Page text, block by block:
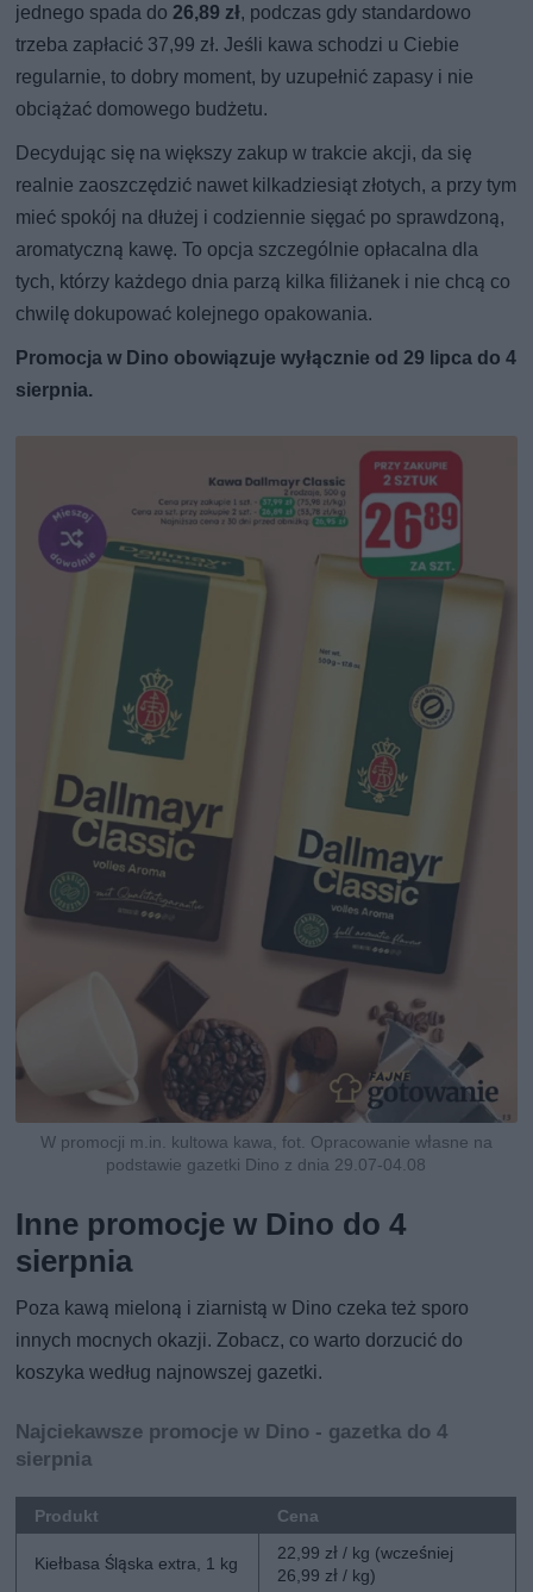
jednego spada do26,89 zł, podczas gdy standardowo
trzeba zapłacić 37,99 zł. Jeśli kawa schodzi u Ciebie
regularnie, to dobry moment, by uzupełnić zapasy i nie
obciążać domowego budżetu.
Decydując się na większy zakup w trakcie akcji, da się
realnie zaoszczędzić nawet kilkadziesiąt złotych, a przy tym
mieć spokój na dłużej i codziennie sięgać po sprawdzoną,
aromatyczną kawę. To opcja szczególnie opłacalna dla
tych, którzy każdego dnia parzą kilka filiżanek i nie chcą co
chwilę dokupować kolejnego opakowania.
Promocja w Dino obowiązuje wyłącznie od 29 lipca do 4
sierpnia.
W promocji m.in. kultowa kawa, fot. Opracowanie własne na
podstawie gazetki Dino z dnia 29.07-04.08
Inne promocje w Dino do 4
sierpnia
Poza kawą mieloną i ziarnistą w Dino czeka też sporo
innych mocnych okazji. Zobacz, co warto dorzucić do
koszyka według najnowszej gazetki.
Najciekawsze promocje w Dino - gazetka do 4
sierpnia
Produkt Cena
Kiełbasa Śląska extra, 1 kg
22,99 zł / kg (wcześniej
26,99 zł / kg)